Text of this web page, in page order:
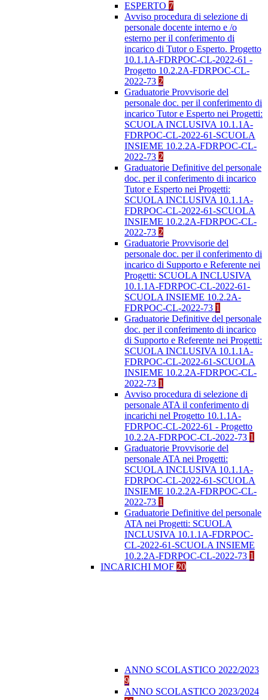
ESPERTO 7
Avviso procedura di selezione di
personale docente interno e /o
esterno per il conferimento di
incarico di Tutor o Esperto. Progetto
10.1.1A-FDRPOC-CL-2022-61 -
Progetto 10.2.2A-FDRPOC-CL-
2022-73 2
Graduatorie Provvisorie del
personale doc. per il conferimento di
incarico Tutor e Esperto nei Progetti:
SCUOLA INCLUSIVA 10.1.1A-
FDRPOC-CL-2022-61-SCUOLA
INSIEME 10.2.2A-FDRPOC-CL-
2022-73 2
Graduatorie Definitive del personale
doc. per il conferimento di incarico
Tutor e Esperto nei Progetti:
SCUOLA INCLUSIVA 10.1.1A-
FDRPOC-CL-2022-61-SCUOLA
INSIEME 10.2.2A-FDRPOC-CL-
2022-73 2
Graduatorie Provvisorie del
personale doc. per il conferimento di
incarico di Supporto e Referente nei
Progetti: SCUOLA INCLUSIVA
10.1.1A-FDRPOC-CL-2022-61-
SCUOLA INSIEME 10.2.2A-
FDRPOC-CL-2022-73 1
Graduatorie Definitive del personale
doc. per il conferimento di incarico
di Supporto e Referente nei Progetti:
SCUOLA INCLUSIVA 10.1.1A-
FDRPOC-CL-2022-61-SCUOLA
INSIEME 10.2.2A-FDRPOC-CL-
2022-73 1
Avviso procedura di selezione di
personale ATA il conferimento di
incarichi nel Progetto 10.1.1A-
FDRPOC-CL-2022-61 - Progetto
10.2.2A-FDRPOC-CL-2022-73 1
Graduatorie Provvisorie del
personale ATA nei Progetti:
SCUOLA INCLUSIVA 10.1.1A-
FDRPOC-CL-2022-61-SCUOLA
INSIEME 10.2.2A-FDRPOC-CL-
2022-73 1
Graduatorie Definitive del personale
ATA nei Progetti: SCUOLA
INCLUSIVA 10.1.1A-FDRPOC-
CL-2022-61-SCUOLA INSIEME
10.2.2A-FDRPOC-CL-2022-73 1
INCARICHI MOF 20
ANNO SCOLASTICO 2022/2023
9
ANNO SCOLASTICO 2023/2024